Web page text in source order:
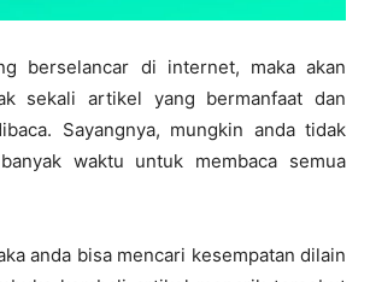
berselancar di internet, maka akan
sekali artikel yang bermanfaat dan
Sayangnya, mungkin anda tidak
waktu untuk membaca semua
anda bisa mencari kesempatan dilain